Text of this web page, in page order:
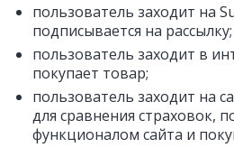
пользователь заходит на
подписывается на рассылку;
пользователь заходит в
покупает товар;
пользователь заходит на
для сравнения страховок,
функционалом сайта и